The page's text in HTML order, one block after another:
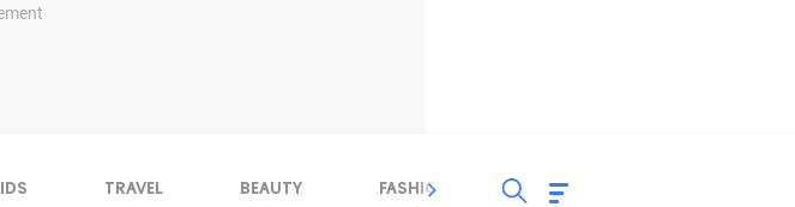
TRAVEL BEAUTY FASHION FOOD